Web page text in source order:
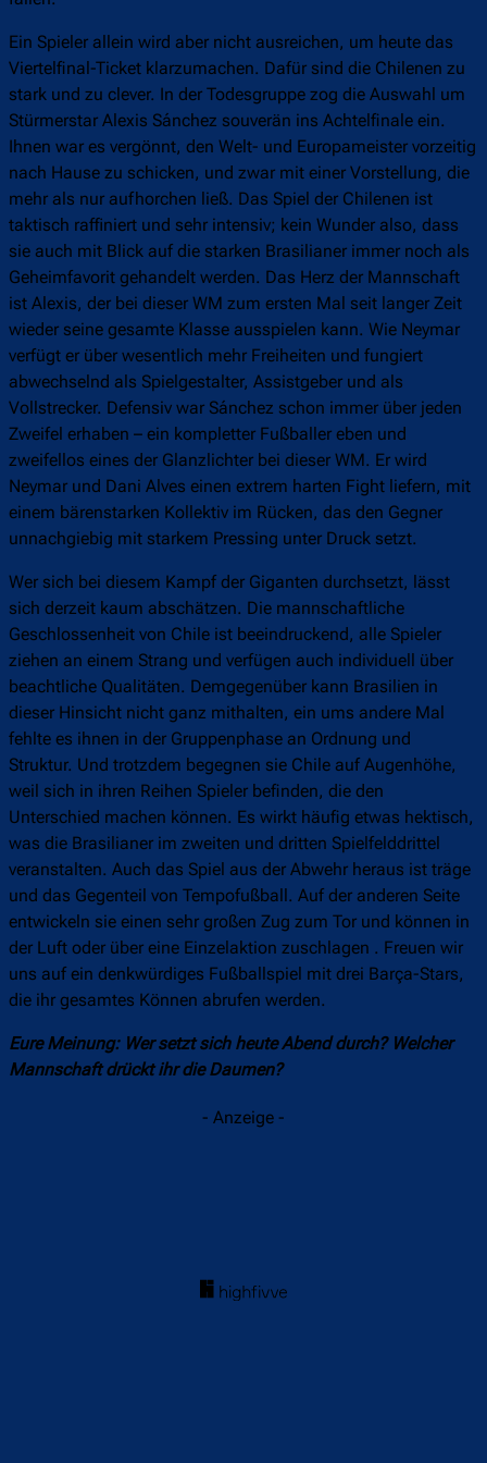
Ein Spieler allein wird aber nicht ausreichen, um heute das
Viertelfinal-Ticket klarzumachen. Dafür sind die Chilenen zu
stark und zu clever. In der Todesgruppe zog die Auswahl um
Stürmerstar Alexis Sánchez souverän ins Achtelfinale ein.
Ihnen war es vergönnt, den Welt- und Europameister vorzeitig
nach Hause zu schicken, und zwar mit einer Vorstellung, die
mehr als nur aufhorchen ließ. Das Spiel der Chilenen ist
taktisch raffiniert und sehr intensiv; kein Wunder also, dass
sie auch mit Blick auf die starken Brasilianer immer noch als
Geheimfavorit gehandelt werden. Das Herz der Mannschaft
ist Alexis, der bei dieser WM zum ersten Mal seit langer Zeit
wieder seine gesamte Klasse ausspielen kann. Wie Neymar
verfügt er über wesentlich mehr Freiheiten und fungiert
abwechselnd als Spielgestalter, Assistgeber und als
Vollstrecker. Defensiv war Sánchez schon immer über jeden
Zweifel erhaben – ein kompletter Fußballer eben und
zweifellos eines der Glanzlichter bei dieser WM. Er wird
Neymar und Dani Alves einen extrem harten Fight liefern, mit
einem bärenstarken Kollektiv im Rücken, das den Gegner
unnachgiebig mit starkem Pressing unter Druck setzt.
Wer sich bei diesem Kampf der Giganten durchsetzt, lässt
sich derzeit kaum abschätzen. Die mannschaftliche
Geschlossenheit von Chile ist beeindruckend, alle Spieler
ziehen an einem Strang und verfügen auch individuell über
beachtliche Qualitäten. Demgegenüber kann Brasilien in
dieser Hinsicht nicht ganz mithalten, ein ums andere Mal
fehlte es ihnen in der Gruppenphase an Ordnung und
Struktur. Und trotzdem begegnen sie Chile auf Augenhöhe,
weil sich in ihren Reihen Spieler befinden, die den
Unterschied machen können. Es wirkt häufig etwas hektisch,
was die Brasilianer im zweiten und dritten Spielfelddrittel
veranstalten. Auch das Spiel aus der Abwehr heraus ist träge
und das Gegenteil von Tempofußball. Auf der anderen Seite
entwickeln sie einen sehr großen Zug zum Tor und können in
der Luft oder über eine Einzelaktion zuschlagen . Freuen wir
uns auf ein denkwürdiges Fußballspiel mit drei Barça-Stars,
die ihr gesamtes Können abrufen werden.
Eure Meinung: Wer setzt sich heute Abend durch? Welcher
Mannschaft drückt ihr die Daumen?
- Anzeige -